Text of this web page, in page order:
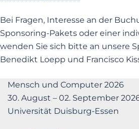
Bei Fragen, Interesse an der
Sponsoring-Pakets oder einer
wenden Sie sich bitte an unsere
Benedikt Loepp und Francisco
Mensch und Computer 2026
30. August – 02. September
Universität Duisburg-Essen